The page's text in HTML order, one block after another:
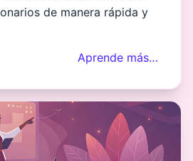
de manera rápida y
Aprende más…